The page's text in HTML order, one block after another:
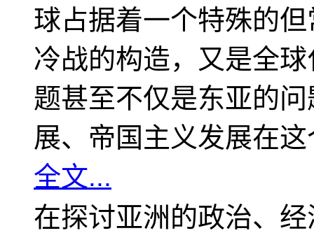
球占据着一个特殊的
冷战的构造，又是全
题甚至不仅是东亚的
展、帝国主义发展在
全文...
在探讨亚洲的政治、